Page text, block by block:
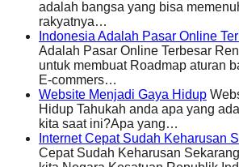
adalah bangsa yang bisa
rakyatnya…
Indonesia Adalah Pasar Online
Adalah Pasar Online Terbesar
untuk membuat Roadmap aturan
E-commers…
Website Menjadi Gaya Hidup
Hidup Tahukah anda apa yang
kita saat ini?Apa yang…
Internet Cepat Sudah Keharusan
Cepat Sudah Keharusan